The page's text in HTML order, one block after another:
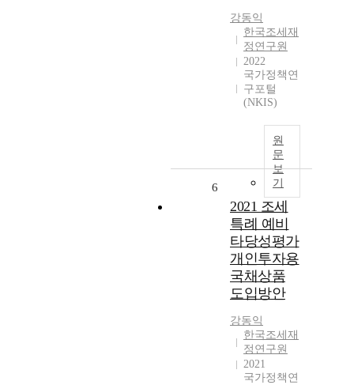
강동익
한국조세재
정연구원
2022
국가정책연
구포털
(NKIS)
원
문
보
기
6
2021 조세
특례 예비
타당성평가
개인투자용
국채상품
도입방안
강동익
한국조세재
정연구원
2021
국가정책연